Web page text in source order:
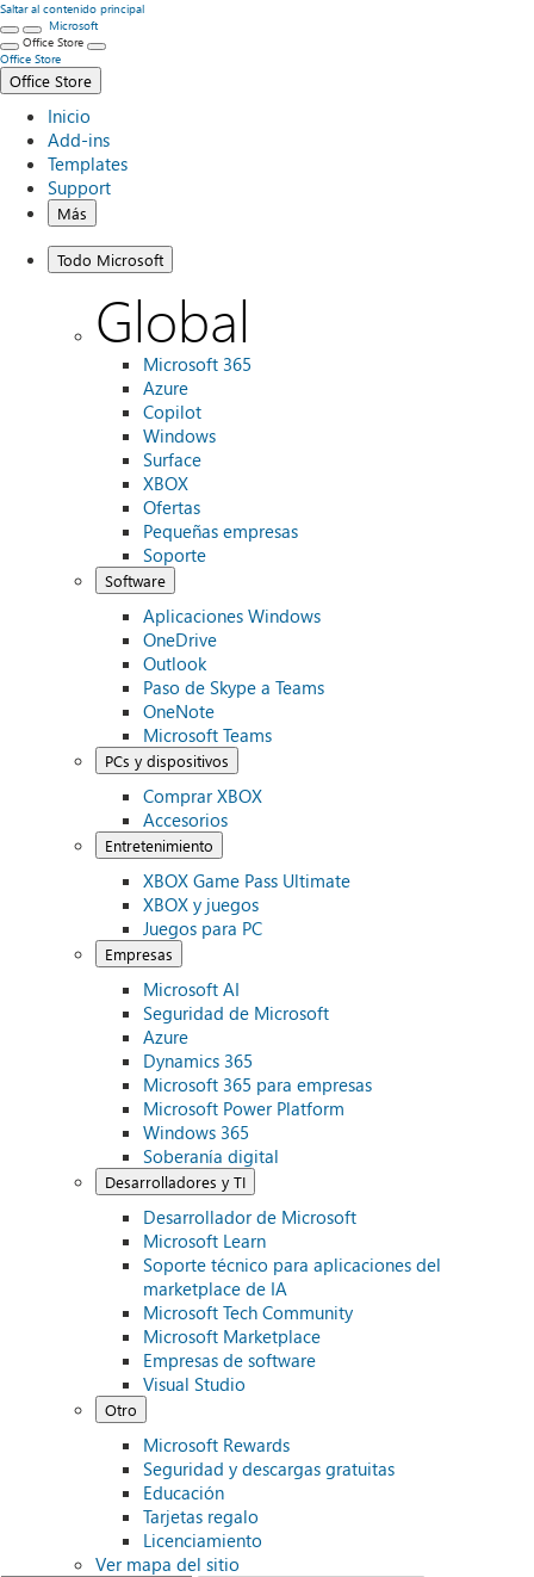
Saltar al contenido principal
Microsoft
Office Store
Office Store
Office Store
Inicio
Add-ins
Templates
Support
Más
Todo Microsoft
Global
Microsoft 365
Azure
Copilot
Windows
Surface
XBOX
Ofertas
Pequeñas empresas
Soporte
Software
Aplicaciones Windows
OneDrive
Outlook
Paso de Skype a Teams
OneNote
Microsoft Teams
PCs y dispositivos
Comprar XBOX
Accesorios
Entretenimiento
XBOX Game Pass Ultimate
XBOX y juegos
Juegos para PC
Empresas
Microsoft AI
Seguridad de Microsoft
Azure
Dynamics 365
Microsoft 365 para empresas
Microsoft Power Platform
Windows 365
Soberanía digital
Desarrolladores y TI
Desarrollador de Microsoft
Microsoft Learn
Soporte técnico para aplicaciones del
marketplace de IA
Microsoft Tech Community
Microsoft Marketplace
Empresas de software
Visual Studio
Otro
Microsoft Rewards
Seguridad y descargas gratuitas
Educación
Tarjetas regalo
Licenciamiento
Ver mapa del sitio